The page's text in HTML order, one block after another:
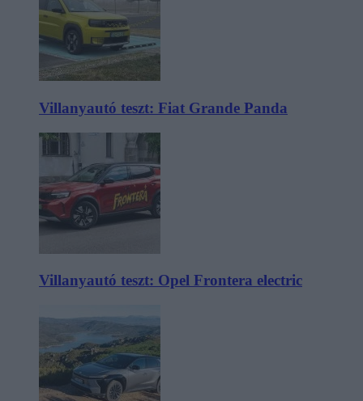
Villanyautó teszt: Fiat Grande Panda
Villanyautó teszt: Opel Frontera electric